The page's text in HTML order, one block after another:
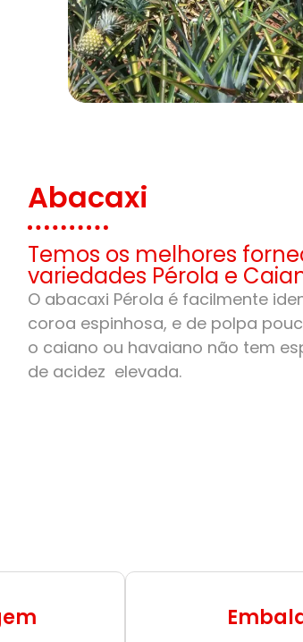
Abacaxi
Temos os melhores
variedades Pérola e
O abacaxi Pérola é facilmente
coroa espinhosa, e de polpa
o caiano ou havaiano não tem
de acidez elevada.